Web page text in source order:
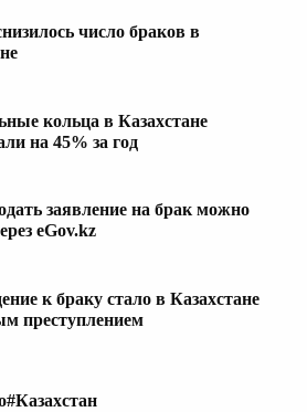
число браков в
кольца в Казахстане
на 45% за год
заявление на брак можно
eGov.kz
к браку стало в Казахстане
преступлением
#Казахстан